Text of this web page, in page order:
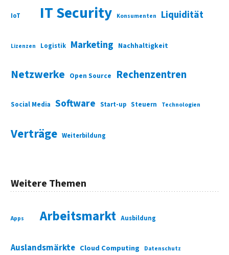
IoT IT Security Konsumenten Liquidität
Lizenzen Logistik Marketing Nachhaltigkeit
Netzwerke Open Source Rechenzentren
Social Media Software Start-up Steuern Technologien
Verträge Weiterbildung
Weitere Themen
Apps Arbeitsmarkt Ausbildung
Auslandsmärkte Cloud Computing Datenschutz